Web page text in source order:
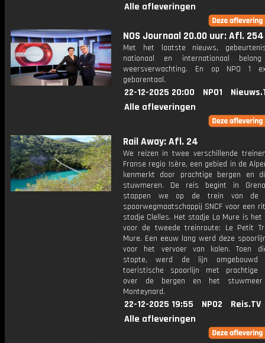
Alle afleveringen
NOS Journaal 20.00 uur: Afl. 254
Met het laatste nieuws,
nationaal en internationaal
weersverwachting. En op NPO 1
gebarentaal.
22-12-2025 20:00 NPO1
Alle afleveringen
Rail Away: Afl. 24
We reizen in twee verschillende
Franse regio Isère, een gebied in de
kenmerkt door prachtige bergen en
stuwmeren. De reis begint in
stappen we op de trein van de
spoorwegmaatschappij SNCF voor een
stadje Clelles. Het stadje La Mure is
voor de tweede treinroute: Le Petit
Mure. Een eeuw lang werd deze
voor het vervoer van kolen. Toen
stopte, werd de lijn
toeristische spoorlijn met prachtige
over de bergen en het
Monteynard.
22-12-2025 19:55 NPO2
Reis.TV
Alle afleveringen